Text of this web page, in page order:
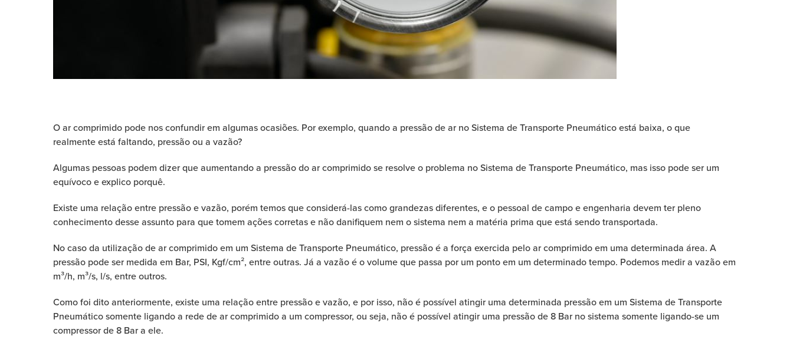
O ar comprimido pode nos confundir em algumas ocasiões. Por exemplo, quando a pressão de ar no Sistema de Transporte Pneumático está baixa, o que
realmenteestá faltando, pressão ou a vazão?
Algumas pessoas podem dizer que aumentando a pressão do ar comprimido se resolve o problema no Sistema de Transporte Pneumático, mas isso pode ser um
equívoco e explico porquê.
Existe uma relação entre pressão e vazão, porém temos que considerá-las como grandezas diferentes, e o pessoal de campo e engenharia devem ter pleno
conhecimento desse assunto para que tomem ações corretas e não danifiquem nem o sistema nem a matéria prima que está sendo transportada.
No caso da utilização de ar comprimido em um Sistema de Transporte Pneumático, pressão é a força exercida pelo ar comprimido em uma determinada área. A
pressão pode ser medida em Bar, PSI, Kgf/cm², entre outras. Já a vazão é o volume que passa por um ponto em um determinado tempo. Podemos medir a vazão em
m³/h, m³/s, l/s, entre outros.
Como foi dito anteriormente, existe uma relação entre pressão e vazão, e por isso, não é possível atingir uma determinada pressão em um Sistema de Transporte
Pneumático somente ligando a rede de ar comprimido a um compressor, ou seja, não é possível atingir uma pressão de 8 Bar no sistema somente ligando-se um
compressor de 8 Bar a ele.